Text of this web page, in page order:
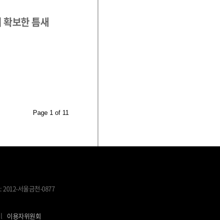
보한 틈새
Page 1 of 11
2012-서울금천-0877
l 이용자위원회